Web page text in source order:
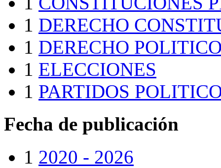
1 DERECHO
1 DERECHO
1 ELECCIONES
1 PARTIDOS
Fecha de publicación
1 2020 - 2026